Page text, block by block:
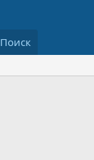
Поиск